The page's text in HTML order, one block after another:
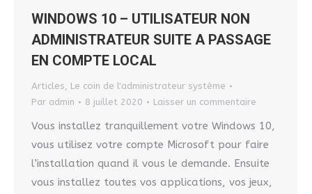
WINDOWS 10 – UTILISATEUR NON
ADMINISTRATEUR SUITE A PASSAGE
EN COMPTE LOCAL
Articles, Le coin de l'administrateur système
Par admin 8 juillet 2020 Laisser un commentaire
Vous installez tranquillement votre Windows 10,
vous utilisez votre compte Microsoft pour faire
l’installation quand il vous le demande. Ensuite
vous installez toutes vos applications, vos jeux,